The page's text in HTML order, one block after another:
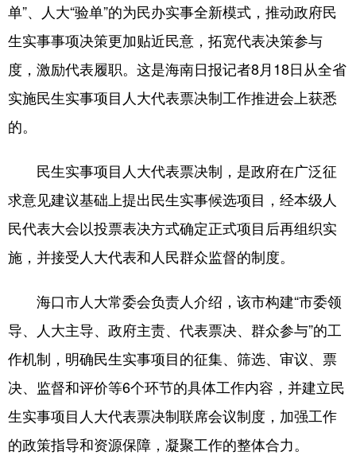
单”、人大“验单”的为民办实事全新模式，推动政府民
生实事事项决策更加贴近民意，拓宽代表决策参与
度，激励代表履职。这是海南日报记者8月18日从全省
实施民生实事项目人大代表票决制工作推进会上获悉
的。
民生实事项目人大代表票决制，是政府在广泛征
求意见建议基础上提出民生实事候选项目，经本级人
民代表大会以投票表决方式确定正式项目后再组织实
施，并接受人大代表和人民群众监督的制度。
海口市人大常委会负责人介绍，该市构建“市委领
导、人大主导、政府主责、代表票决、群众参与”的工
作机制，明确民生实事项目的征集、筛选、审议、票
决、监督和评价等6个环节的具体工作内容，并建立民
生实事项目人大代表票决制联席会议制度，加强工作
的政策指导和资源保障，凝聚工作的整体合力。